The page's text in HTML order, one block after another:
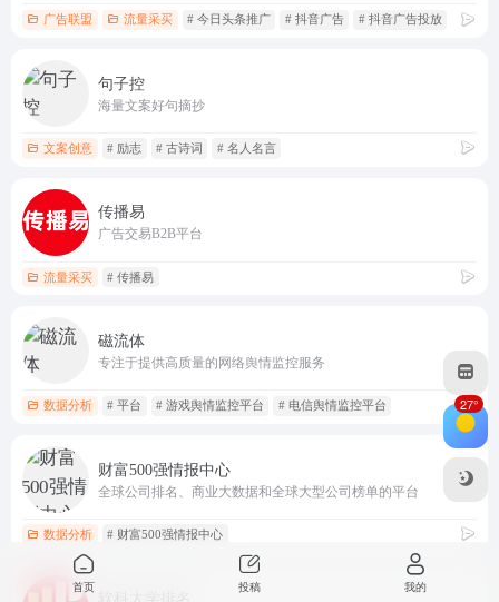
广告联盟 流量采买 # 今日头条推广 # 抖音广告 # 抖音广告投放
句子控
海量文案好句摘抄
文案创意 # 励志 # 古诗词 # 名人名言
传播易
广告交易B2B平台
流量采买 # 传播易
磁流体
专注于提供高质量的网络舆情监控服务
数据分析 # 平台 # 游戏舆情监控平台 # 电信舆情监控平台
财富500强情报中心
全球公司排名、商业大数据和全球大型公司榜单的平台
数据分析 # 财富500强情报中心
27°
首页 投稿 我的